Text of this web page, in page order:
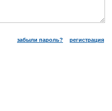
забыли пароль? регистрация